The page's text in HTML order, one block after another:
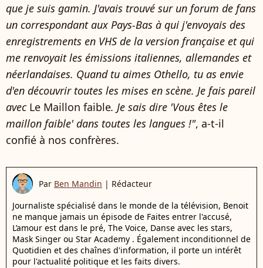
que je suis gamin. J'avais trouvé sur un forum de fans
un correspondant aux Pays-Bas à qui j'envoyais des
enregistrements en VHS de la version française et qui
me renvoyait les émissions italiennes, allemandes et
néerlandaises. Quand tu aimes Othello, tu as envie
d'en découvrir toutes les mises en scène. Je fais pareil
avec Le Maillon faible. Je sais dire 'Vous êtes le
maillon faible' dans toutes les langues !", a-t-il
confié à nos confrères.
Par Ben Mandin | Rédacteur
Journaliste spécialisé dans le monde de la télévision, Benoit
ne manque jamais un épisode de Faites entrer l'accusé,
L’amour est dans le pré, The Voice, Danse avec les stars,
Mask Singer ou Star Academy . Également inconditionnel de
Quotidien et des chaînes d'information, il porte un intérêt
pour l'actualité politique et les faits divers.